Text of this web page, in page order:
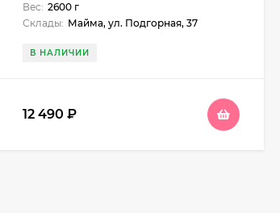
Вес: 2600 г
Склады: Майма, ул. Подгорная, 37
В НАЛИЧИИ
12 490 ₽